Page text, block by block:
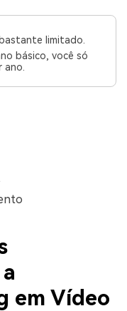
limitado.
básico, você só
em Vídeo